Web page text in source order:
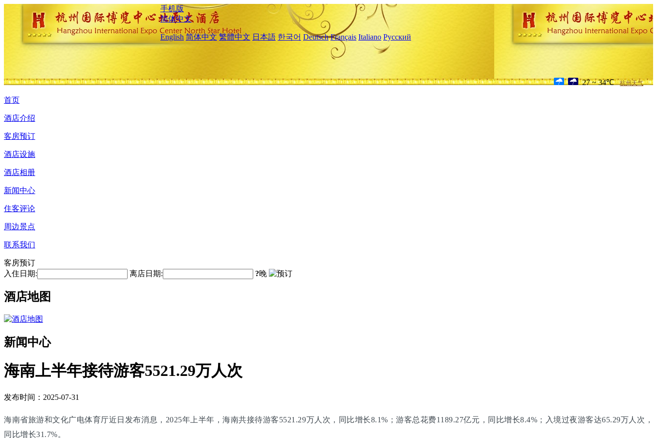
手机版
简体中文
English 简体中文 繁體中文 日本語 한국어 Deutsch Français Italiano Русский
27 ~ 34℃ 杭州天气
首页
酒店介绍
客房预订
酒店设施
酒店相册
新闻中心
住客评论
周边景点
联系我们
客房预订
入住日期:
离店日期: ?晚
酒店地图
新闻中心
海南上半年接待游客5521.29万人次
发布时间：2025-07-31
海南省旅游和文化广电体育厅近日发布消息，2025年上半年，海南共接待游客5521.29万人次，同比增长8.1%；游客总花费1189.27亿元，同比增长8.4%；入境过夜游客达65.29万人次，
同比增长31.7%。